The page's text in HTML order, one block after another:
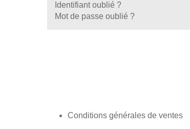
Identifiant oublié ?
Mot de passe oublié ?
Conditions générales de ventes